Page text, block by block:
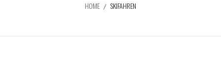
HOME SKIFAHREN